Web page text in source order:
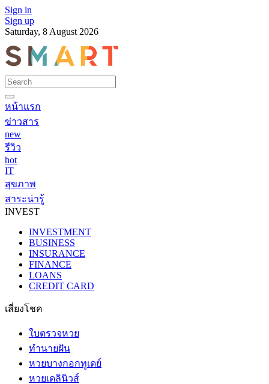
Sign in
Sign up
Saturday, 8 August 2026
หน้าแรก
ข่าวสาร
new
รีวิว
hot
IT
สุขภาพ
สาระน่ารู้
INVEST
INVESTMENT
BUSINESS
INSURANCE
FINANCE
LOANS
CREDIT CARD
เสี่ยงโชค
ใบตรวจหวย
ทำนายฝัน
หวยบางกอกทูเดย์
หวยเดลินิวส์